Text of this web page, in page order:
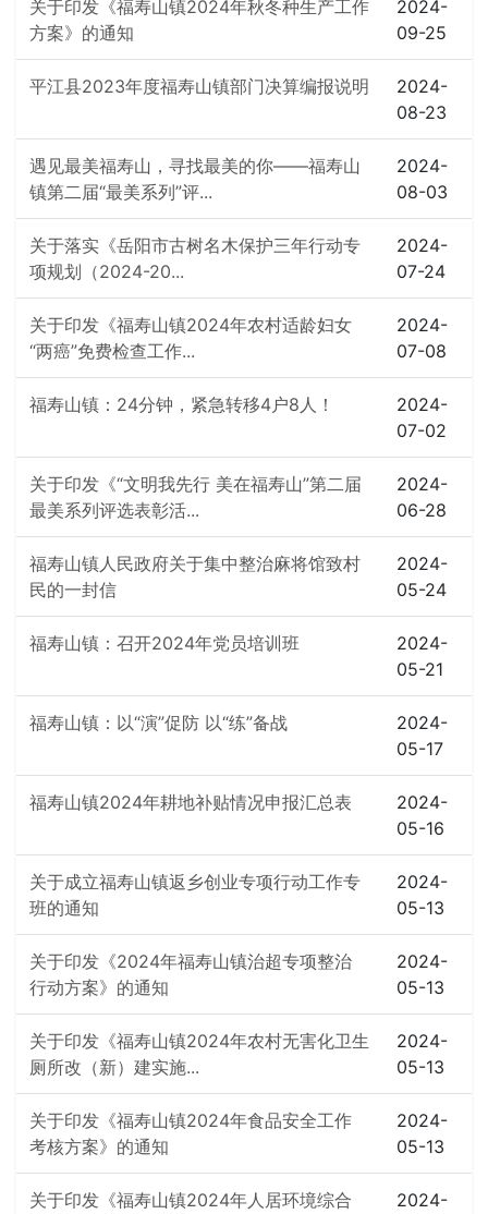
关于印发《福寿山镇2024年秋冬种生产工作
方案》的通知
2024-
09-25
平江县2023年度福寿山镇部门决算编报说明
2024-
08-23
遇见最美福寿山，寻找最美的你——福寿山
镇第二届“最美系列”评...
2024-
08-03
关于落实《岳阳市古树名木保护三年行动专
项规划（2024-20...
2024-
07-24
关于印发《福寿山镇2024年农村适龄妇女
“两癌”免费检查工作...
2024-
07-08
福寿山镇：24分钟，紧急转移4户8人！
2024-
07-02
关于印发《“文明我先行 美在福寿山”第二届
最美系列评选表彰活...
2024-
06-28
福寿山镇人民政府关于集中整治麻将馆致村
民的一封信
2024-
05-24
福寿山镇：召开2024年党员培训班
2024-
05-21
福寿山镇：以“演”促防 以“练”备战
2024-
05-17
福寿山镇2024年耕地补贴情况申报汇总表
2024-
05-16
关于成立福寿山镇返乡创业专项行动工作专
班的通知
2024-
05-13
关于印发《2024年福寿山镇治超专项整治
行动方案》的通知
2024-
05-13
关于印发《福寿山镇2024年农村无害化卫生
厕所改（新）建实施...
2024-
05-13
关于印发《福寿山镇2024年食品安全工作
考核方案》的通知
2024-
05-13
关于印发《福寿山镇2024年人居环境综合
2024-